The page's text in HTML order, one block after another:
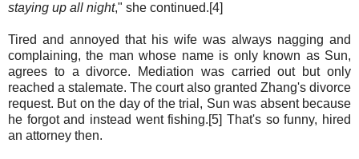
staying up all night," she continued.[4]
Tired and annoyed that his wife was always nagging and
complaining, the man whose name is only known as Sun,
agrees to a divorce. Mediation was carried out but only
reached a stalemate. The court also granted Zhang's divorce
request. But on the day of the trial, Sun was absent because
he forgot and instead went fishing.[5] That's so funny, hired
an attorney then.